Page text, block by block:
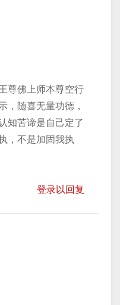
尊佛上师本尊空行
，随喜无量功德，
知苦谛是自己定了
，不是加固我执
登录以回复